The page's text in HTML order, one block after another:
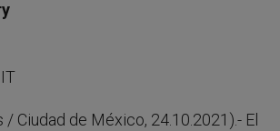
Ciudad de México, 24.10.2021).- El